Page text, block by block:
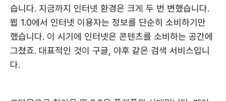
습니다. 지금까지 인터넷 환경은 크게 두 번 변했습니다.
웹 1.0에서 인터넷 이용자는 정보를 단순히 소비하기만
했습니다. 이 시기에 인터넷은 콘텐츠를 소비하는 공간에
그쳤죠. 대표적인 것이 구글, 야후 같은 검색 서비스입니
다.